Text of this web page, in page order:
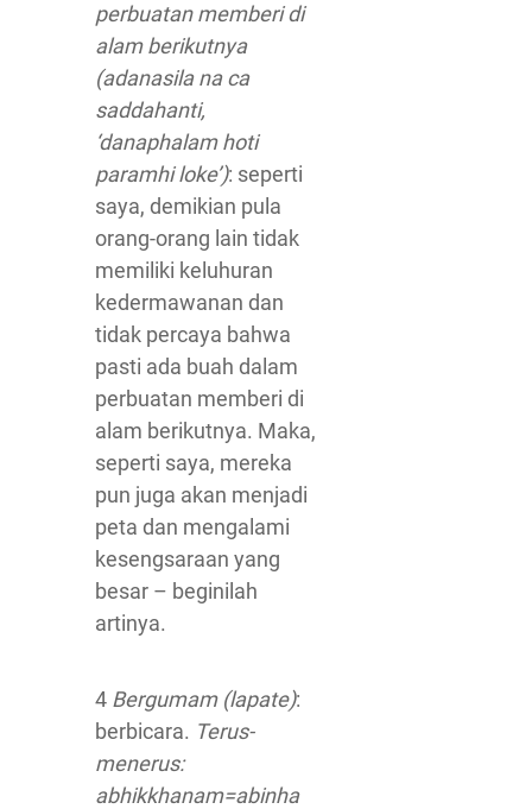
perbuatan memberi di
alam berikutnya
(adanasila na ca
saddahanti,
‘danaphalam hoti
paramhi loke’): seperti
saya, demikian pula
orang-orang lain tidak
memiliki keluhuran
kedermawanan dan
tidak percaya bahwa
pasti ada buah dalam
perbuatan memberi di
alam berikutnya. Maka,
seperti saya, mereka
pun juga akan menjadi
peta dan mengalami
kesengsaraan yang
besar – beginilah
artinya.
4 Bergumam (lapate):
berbicara. Terus-
menerus:
abhikkhanam=abinha